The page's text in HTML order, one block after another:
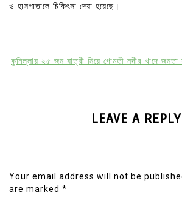
ও হাসপাতালে চিকিৎসা দেয়া হয়েছে।
কুমিল্লায় ২৫ জন যাত্রী নিয়ে গোমতী নদীর খাদে জনতা
LEAVE A REPLY
Your email address will not be
are marked *